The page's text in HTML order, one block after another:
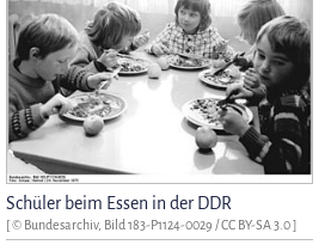
Schüler beim Essen in der DDR
[ © Bundesarchiv, Bild 183-P1124-0029 /CC BY-SA 3.0]